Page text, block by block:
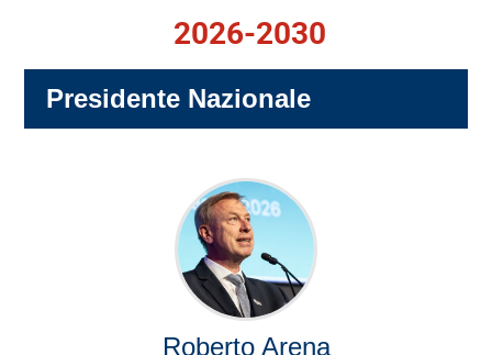
2026-2030
Presidente Nazionale
Roberto Arena